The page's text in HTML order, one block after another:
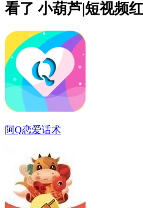
看了 小葫芦|短视频
阿Q恋爱话术